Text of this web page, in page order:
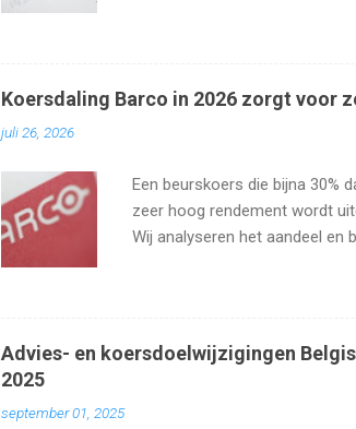
Koersdaling Barco in 2026 zorgt voor
juli 26, 2026
Een beurskoers die bijna 30%
zeer hoog rendement wordt
Wij analyseren het aandeel en
Advies- en koersdoelwijzigingen
2025
september 01, 2025